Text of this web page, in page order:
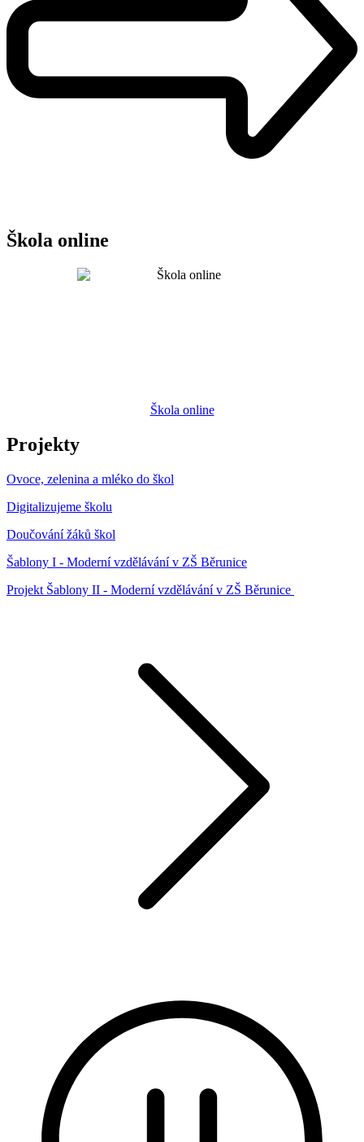
Škola online
Škola online
Projekty
Ovoce, zelenina a mléko do škol
Digitalizujeme školu
Doučování žáků škol
Šablony I - Moderní vzdělávání v ZŠ Běrunice
Projekt Šablony II - Moderní vzdělávání v ZŠ Běrunice